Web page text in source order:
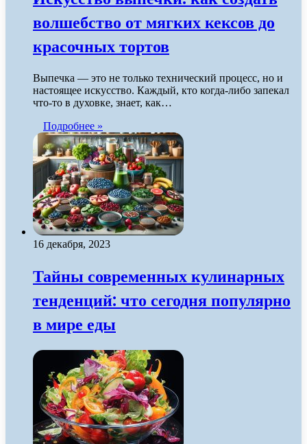
волшебство от мягких кексов до
красочных тортов
Выпечка — это не только технический процесс, но и
настоящее искусство. Каждый, кто когда-либо запекал
что-то в духовке, знает, как…
Подробнее »
16 декабря, 2023
Тайны современных кулинарных
тенденций: что сегодня популярно
в мире еды